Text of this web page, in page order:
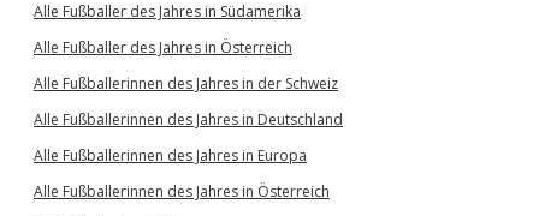
Alle Fußballer des Jahres in Südamerika
Alle Fußballer des Jahres in Österreich
Alle Fußballerinnen des Jahres in der Schweiz
Alle Fußballerinnen des Jahres in Deutschland
Alle Fußballerinnen des Jahres in Europa
Alle Fußballerinnen des Jahres in Österreich